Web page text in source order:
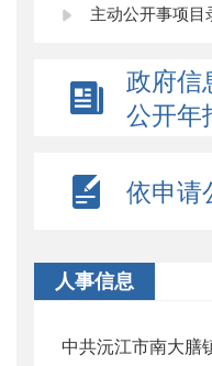
主动公开事项目
政府信
公开年
依申请
人事信息
中共沅江市南大膳